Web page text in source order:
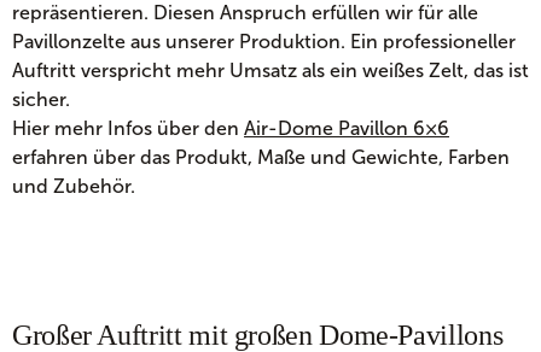
repräsentieren. Diesen Anspruch erfüllen wir für alle
Pavillonzelte aus unserer Produktion. Ein professioneller
Auftritt verspricht mehr Umsatz als ein weißes Zelt, das ist
sicher.
Hier mehr Infos über den Air-Dome Pavillon 6×6
erfahren über das Produkt, Maße und Gewichte, Farben
und Zubehör.
Großer Auftritt mit großen Dome-Pavillons